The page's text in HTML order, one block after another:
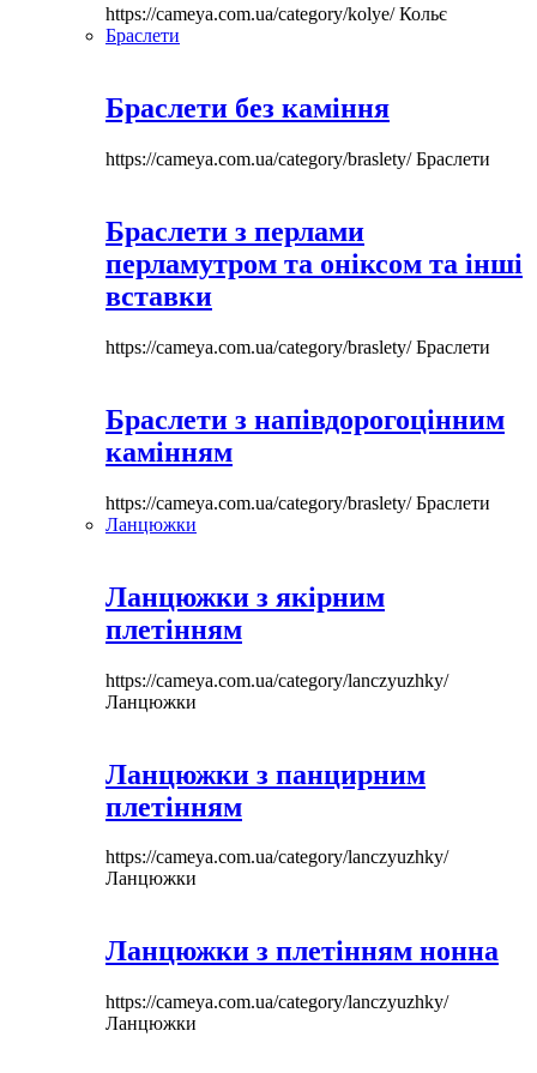
https://cameya.com.ua/category/kolye/Кольє
Браслети
Браслети без каміння
https://cameya.com.ua/category/braslety/Браслети
Браслети з перлами
перламутром та оніксом та інші
вставки
https://cameya.com.ua/category/braslety/Браслети
Браслети з напівдорогоцінним
камінням
https://cameya.com.ua/category/braslety/Браслети
Ланцюжки
Ланцюжки з якірним
плетінням
https://cameya.com.ua/category/lanczyuzhky/
Ланцюжки
Ланцюжки з панцирним
плетінням
https://cameya.com.ua/category/lanczyuzhky/
Ланцюжки
Ланцюжки з плетінням нонна
https://cameya.com.ua/category/lanczyuzhky/
Ланцюжки